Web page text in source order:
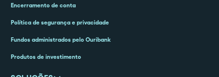
Encerramento de conta
Política de segurança e privacidade
Fundos administrados pelo Ouribank
Produtos de investimento